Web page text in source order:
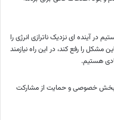
در آینده ای نزدیک ناترازی انرژی را
مشکل را رفع کند، در این راه نیازمند
هستیم.
بخش خصوصی و حمایت از مشارکت